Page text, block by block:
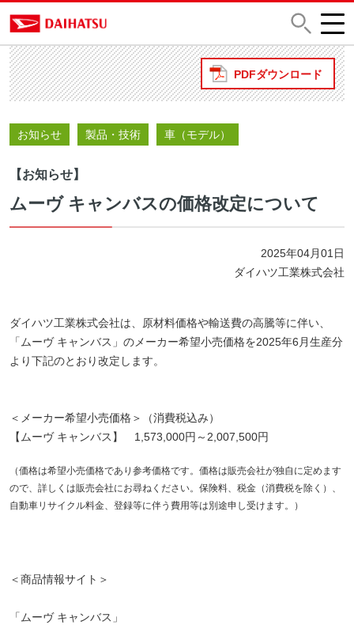
PDFダウンロード
お知らせ 製品・技術 車（モデル）
【お知らせ】
ムーヴ キャンバスの価格改定について
2025年04月01日
ダイハツ工業株式会社
ダイハツ工業株式会社は、原材料価格や輸送費の高騰等に伴い、
「ムーヴ キャンバス」のメーカー希望小売価格を2025年6月生産分
より下記のとおり改定します。
＜メーカー希望小売価格＞（消費税込み）
【ムーヴ キャンバス】 1,573,000円～2,007,500円
（価格は希望小売価格であり参考価格です。価格は販売会社が独自に定めます
ので、詳しくは販売会社にお尋ねください。保険料、税金（消費税を除く）、
自動車リサイクル料金、登録等に伴う費用等は別途申し受けます。）
＜商品情報サイト＞
「ムーヴ キャンバス」